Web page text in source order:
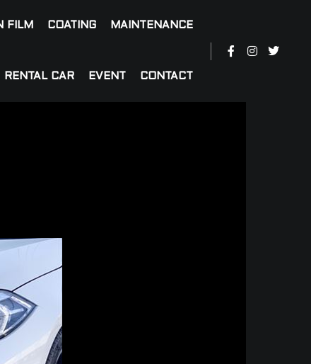
FILM COATING MAINTENANCE
RENTAL CAR EVENT CONTACT